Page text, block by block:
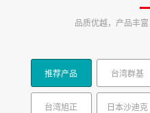
品质优越，产品丰
推荐产品 台湾群基
台湾旭正 日本沙迪克